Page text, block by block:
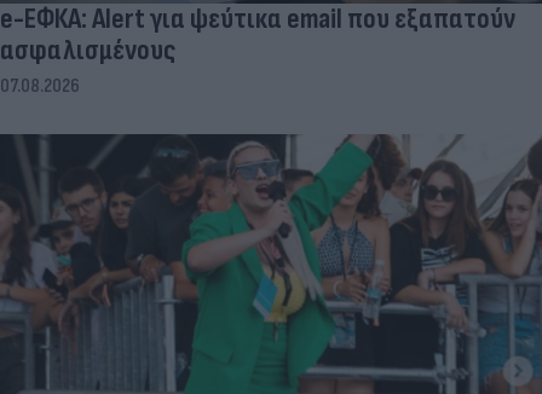
e-ΕΦΚΑ: Alert για ψεύτικα email που εξαπατούν
ασφαλισμένους
07.08.2026